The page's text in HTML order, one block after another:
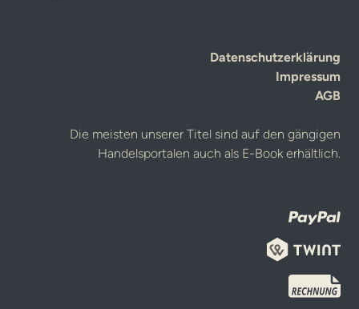
Datenschutzerklärung
Impressum
AGB
Die meisten unserer Titel sind auf den gängigen
Handelsportalen auch als E-Book erhältlich.